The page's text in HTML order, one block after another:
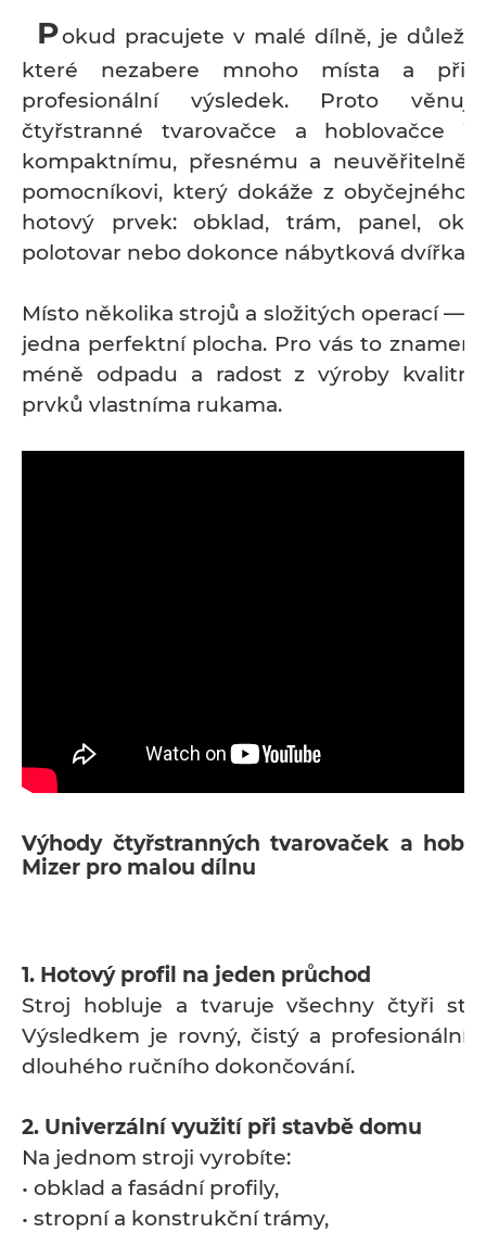
Pokud pracujete v malé dílně, je
které nezabere mnoho místa a
profesionální výsledek. Proto
čtyřstranné tvarovačce a hoblovačce
kompaktnímu, přesnému a neuvěřitelně
pomocníkovi, který dokáže z obyčejného
hotový prvek: obklad, trám, panel,
polotovar nebo dokonce nábytková dvířka.
Místo několika strojů a složitých operací —
jedna perfektní plocha. Pro vás to
méně odpadu a radost z výroby
prvků vlastníma rukama.
Výhody čtyřstranných tvarovaček a
Mizer pro malou dílnu
1. Hotový profil na jeden průchod
Stroj hobluje a tvaruje všechny čtyři
Výsledkem je rovný, čistý a profesionální
dlouhého ručního dokončování.
2. Univerzální využití při stavbě domu
Na jednom stroji vyrobíte:
• obklad a fasádní profily,
• stropní a konstrukční trámy,